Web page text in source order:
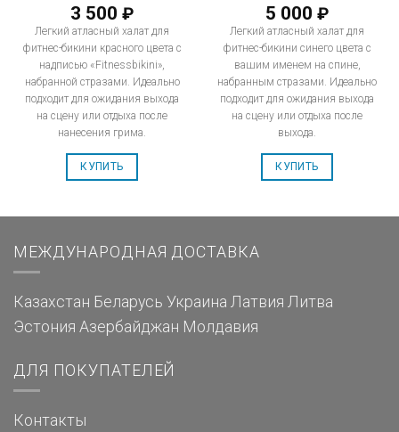
3 500 ₽
Легкий атласный халат для
фитнес-бикини красного цвета с
надписью «Fitnessbikini»,
набранной стразами. Идеально
подходит для ожидания выхода
на сцену или отдыха после
нанесения грима.
КУПИТЬ
5 000 ₽
Легкий атласный халат для
фитнес-бикини синего цвета с
вашим именем на спине,
набранным стразами. Идеально
подходит для ожидания выхода
на сцену или отдыха после
выхода.
КУПИТЬ
МЕЖДУНАРОДНАЯ ДОСТАВКА
Казахстан Беларусь Украина Латвия Литва
Эстония Азербайджан Молдавия
ДЛЯ ПОКУПАТЕЛЕЙ
Контакты